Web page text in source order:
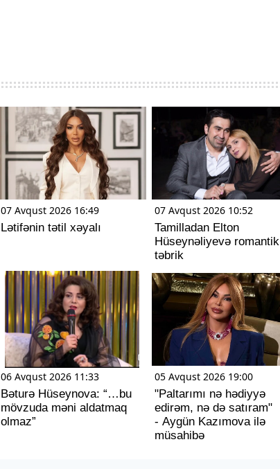
07 Avqust 2026 16:49
Lətifənin tətil xəyalı
07 Avqust 2026 10:52
Tamilladan Elton
Hüseynəliyevə romantik
təbrik
06 Avqust 2026 11:33
Bəturə Hüseynova: “…bu
mövzuda məni aldatmaq
olmaz”
05 Avqust 2026 19:00
"Paltarımı nə hədiyyə
edirəm, nə də satıram"
- Aygün Kazımova ilə
müsahibə